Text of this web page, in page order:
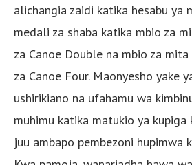
alichangia zaidi katika hesabu ya
medali za shaba katika mbio za
za Canoe Double na mbio za
za Canoe Four. Maonyesho yake
ushirikiano na ufahamu wa
muhimu katika matukio ya kupiga
juu ambapo pembezoni hupimwa